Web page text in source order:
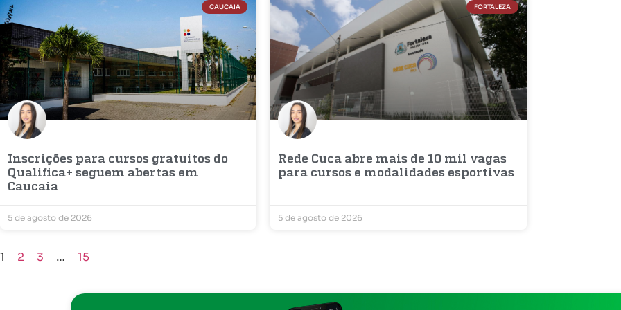
CAUCAIA
Inscrições para cursos gratuitos do
Qualifica+ seguem abertas em
Caucaia
5 de agosto de 2026
FORTALEZA
Rede Cuca abre mais de 10 mil vagas
para cursos e modalidades esportivas
5 de agosto de 2026
1 2 3 … 15